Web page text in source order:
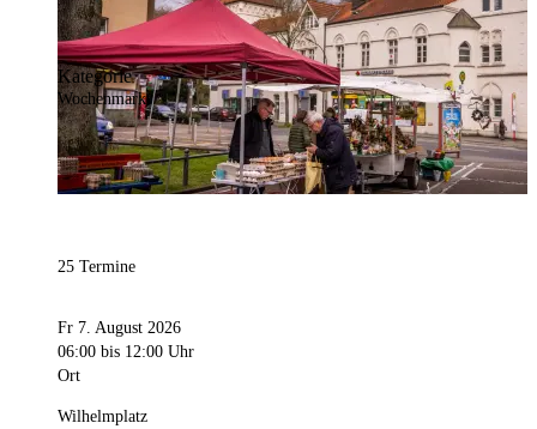
Kategorie
Wochenmarkt
25 Termine
Fr 7. August 2026
06:00 bis 12:00 Uhr
Ort
Wilhelmplatz